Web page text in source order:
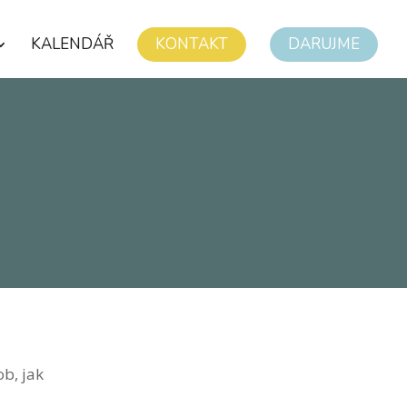
KALENDÁŘ KONTAKT DARUJME
jak